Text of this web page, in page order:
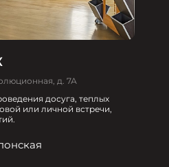
д. 7А
досуга, теплых
или личной встречи,